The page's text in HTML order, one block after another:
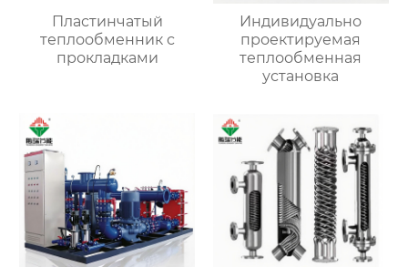
Пластинчатый
теплообменник с
прокладками
Индивидуально
проектируемая
теплообменная
установка